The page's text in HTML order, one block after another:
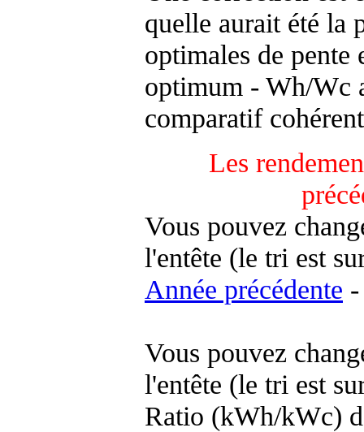
quelle aurait été la
optimales de
optimum - Wh/Wc
comparatif
Les
Vous pouvez
l'entête (le tri est
Année précédente
Vous pouvez
l'entête (le tri est
Ratio (kWh/kWc)